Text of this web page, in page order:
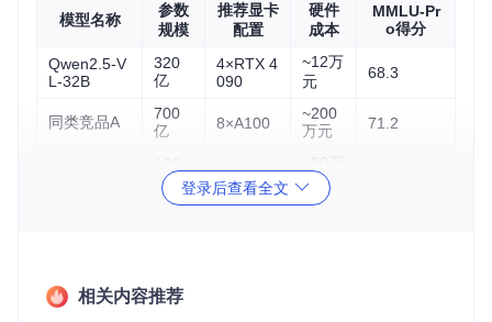
模型名称
参数
规模
推荐显卡
配置
硬件
成本
MMLU-Pr
o得分
Qwen2.5-V
L-32B
320
亿
4×RTX 4
090
~12万
元
68.3
同类竞品A
700
亿
8×A100
~200
万元
71.2
亿
2×H100
元
限硬件资源下实现高性能的核心原因。
登录后查看全文
相关内容推荐